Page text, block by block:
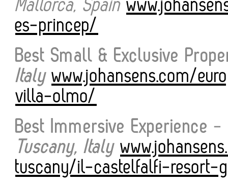
Mallorca, Spain
es-princep/
Best Small & Exclusive
Italy www.johansens.com/
villa-olmo/
Best Immersive Experience -
Tuscany, Italy
tuscany/il-castelfalfi-resort-